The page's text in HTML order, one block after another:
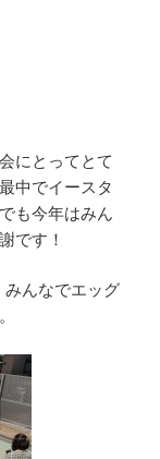
にとってとて
中でイースタ
も今年はみん
です！
んなでエッグ